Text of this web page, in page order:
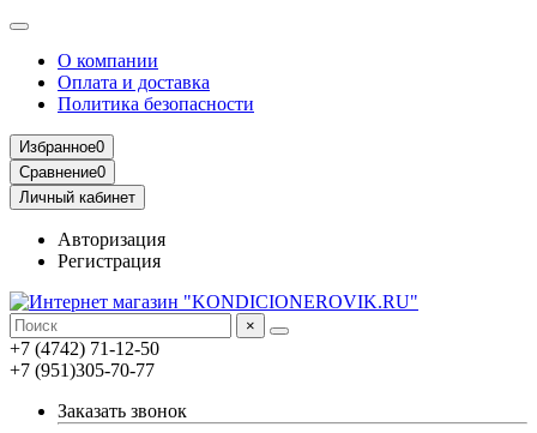
О компании
Оплата и доставка
Политика безопасности
Избранное0
Сравнение0
Личный кабинет
Авторизация
Регистрация
×
+7 (4742) 71-12-50
+7 (951)305-70-77
Заказать звонок